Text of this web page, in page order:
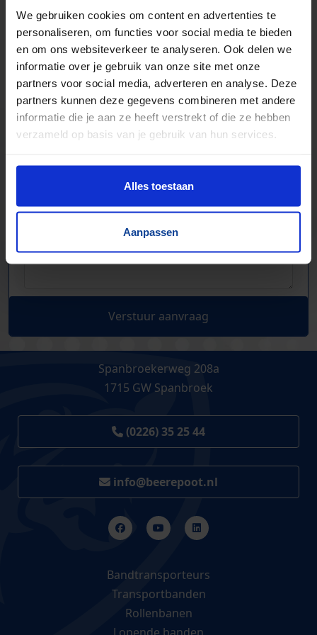
We gebruiken cookies om content en advertenties te
personaliseren, om functies voor social media te bieden
en om ons websiteverkeer te analyseren. Ook delen we
informatie over je gebruik van onze site met onze
partners voor social media, adverteren en analyse. Deze
partners kunnen deze gegevens combineren met andere
informatie die je aan ze heeft verstrekt of die ze hebben
verzameld op basis van je gebruik van hun services.
Alles toestaan
Aanpassen
Verstuur aanvraag
Spanbroekerweg 208a
1715 GW Spanbroek
(0226) 35 25 44
info@beerepoot.nl
Bandtransporteurs
Transportbanden
Rollenbanen